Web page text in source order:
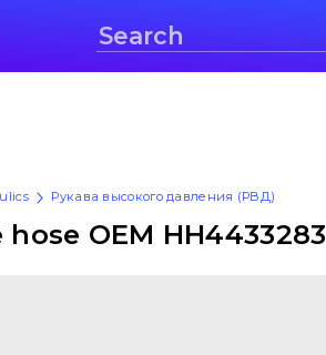
Рукава высокого давления (РВД)
OEM HH4433283